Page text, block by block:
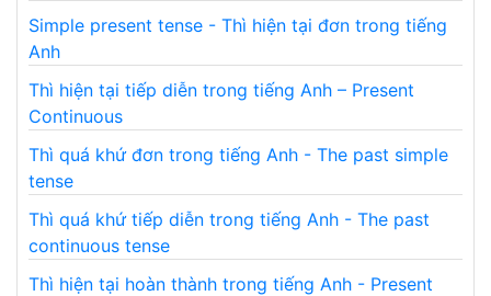
Simple present tense - Thì hiện tại đơn trong tiếng
Anh
Thì hiện tại tiếp diễn trong tiếng Anh – Present
Continuous
Thì quá khứ đơn trong tiếng Anh - The past simple
tense
Thì quá khứ tiếp diễn trong tiếng Anh - The past
continuous tense
Thì hiện tại hoàn thành trong tiếng Anh - Present